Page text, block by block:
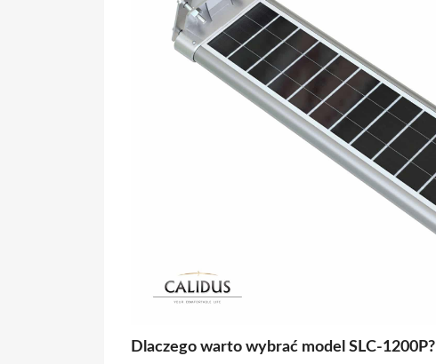
Dlaczego warto wybrać model SLC-1200P?